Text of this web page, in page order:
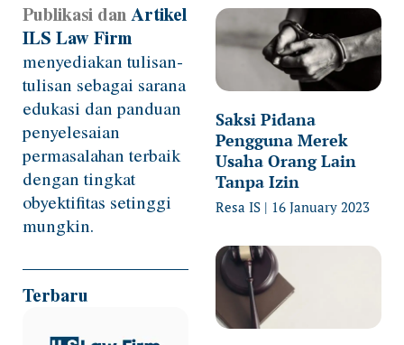
Publikasi danArtikel
ILS Law Firm
menyediakan tulisan-
tulisan sebagai sarana
edukasi dan panduan
penyelesaian
permasalahan terbaik
dengan tingkat
obyektifitas setinggi
mungkin.
Terbaru
Saksi Pidana
Pengguna Merek
Usaha Orang Lain
Tanpa Izin
Resa IS 16 January 2023
PagePagePage